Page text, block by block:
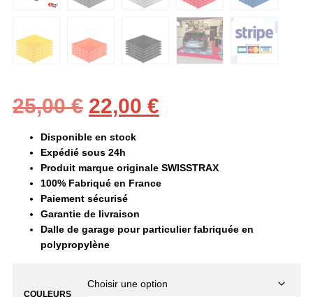
25,00€ Le
prix
initial
était :
25,00 €.
22,00 €Le
est :
Disponible en stock
Expédié sous 24h
Produit marque originale SWISSTRAX
100% Fabriqué en France
Paiement sécurisé
Garantie de livraison
Dalle de garage pour particulier fabriquée en
polypropylène
COULEURS